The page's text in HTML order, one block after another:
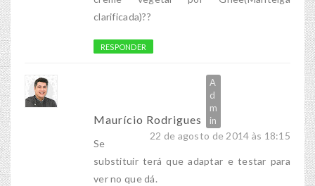
clarificada)??
RESPONDER
Maurício Rodrigues
22 de agosto de 2014 às 18:15
Se
substituir terá que adaptar e testar para
ver no que dá.